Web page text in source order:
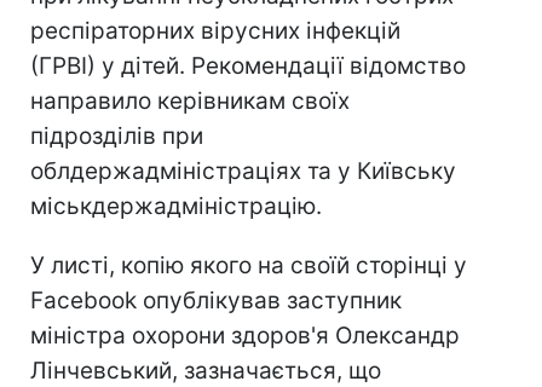
респіраторних вірусних інфекцій
(ГРВІ) у дітей. Рекомендації відомство
направило керівникам своїх
підрозділів при
облдержадміністраціях та у Київську
міськдержадміністрацію.
У листі, копію якого на своїй сторінці у
Facebook опублікував заступник
міністра охорони здоров'я Олександр
Лінчевський, зазначається, що